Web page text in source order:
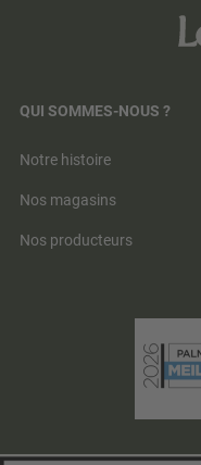
QUI SOMMES-NOUS ?
Notre histoire
Nos magasins
Nos producteurs